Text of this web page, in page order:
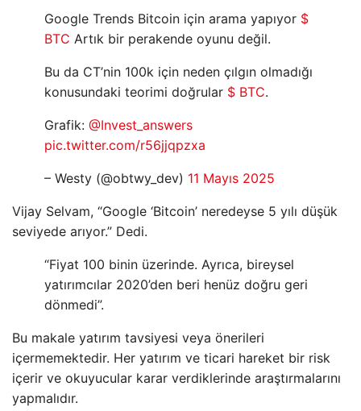
Google Trends Bitcoin için arama yapıyor $
BTC Artık bir perakende oyunu değil.
Bu da CT’nin 100k için neden çılgın olmadığı
konusundaki teorimi doğrular $ BTC.
Grafik: @Invest_answers
pic.twitter.com/r56jjqpzxa
– Westy (@obtwy_dev) 11 Mayıs 2025
Vijay Selvam, “Google ‘Bitcoin’ neredeyse 5 yılı düşük
seviyede arıyor.” Dedi.
“Fiyat 100 binin üzerinde. Ayrıca, bireysel
yatırımcılar 2020’den beri henüz doğru geri
dönmedi”.
Bu makale yatırım tavsiyesi veya önerileri
içermemektedir. Her yatırım ve ticari hareket bir risk
içerir ve okuyucular karar verdiklerinde araştırmalarını
yapmalıdır.